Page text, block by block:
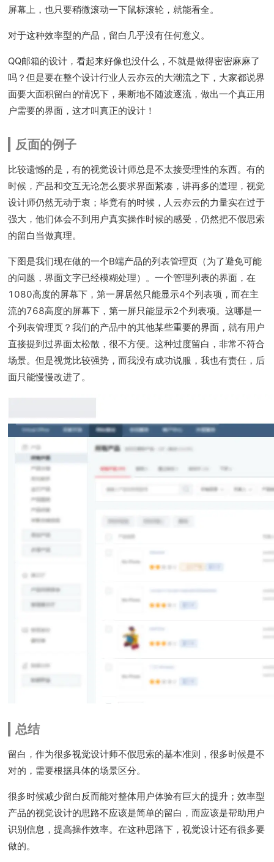
屏幕上，也只要稍微滚动一下鼠标滚轮，就能看全。
对于这种效率型的产品，留白几乎没有任何意义。
QQ邮箱的设计，看起来好像也没什么，不就是做得密密麻麻了
吗？但是要在整个设计行业人云亦云的大潮流之下，大家都说界
面要大面积留白的情况下，果断地不随波逐流，做出一个真正用
户需要的界面，这才叫真正的设计！
反面的例子
比较遗憾的是，有的视觉设计师总是不太接受理性的东西。有的
时候，产品和交互无论怎么要求界面紧凑，讲再多的道理，视觉
设计师仍然无动于衷；毕竟有的时候，人云亦云的力量实在过于
强大，他们体会不到用户真实操作时候的感受，仍然把不假思索
的留白当做真理。
下图是我们现在做的一个B端产品的列表管理页（为了避免可能
的问题，界面文字已经模糊处理）。一个管理列表的界面，在
1080高度的屏幕下，第一屏居然只能显示4个列表项，而在主
流的768高度的屏幕下，第一屏只能显示2个列表项。这哪是一
个列表管理页？我们的产品中的其他某些重要的界面，就有用户
直接提到过界面太松散，很不方便。这种过度留白，非常不符合
场景。但是视觉比较强势，而我没有成功说服，我也有责任，后
面只能慢慢改进了。
总结
留白，作为很多视觉设计师不假思索的基本准则，很多时候是不
对的，需要根据具体的场景区分。
很多时候减少留白反而能对整体用户体验有巨大的提升；效率型
产品的视觉设计的思路不应该是简单的留白，而应该是帮助用户
识别信息，提高操作效率。在这种思路下，视觉设计还有很多要
做的。